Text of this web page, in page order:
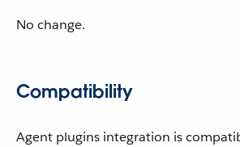
No change.
Compatibility
Agent plugins integration is